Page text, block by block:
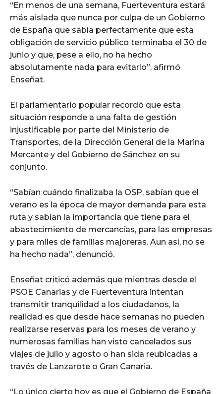
“En menos de una semana, Fuerteventura estará
más aislada que nunca por culpa de un Gobierno
de España que sabía perfectamente que esta
obligación de servicio público terminaba el 30 de
junio y que, pese a ello, no ha hecho
absolutamente nada para evitarlo”, afirmó
Enseñat.
El parlamentario popular recordó que esta
situación responde a una falta de gestión
injustificable por parte del Ministerio de
Transportes, de la Dirección General de la Marina
Mercante y del Gobierno de Sánchez en su
conjunto.
“Sabían cuándo finalizaba la OSP, sabían que el
verano es la época de mayor demanda para esta
ruta y sabían la importancia que tiene para el
abastecimiento de mercancías, para las empresas
y para miles de familias majoreras. Aun así, no se
ha hecho nada”, denunció.
Enseñat criticó además que mientras desde el
PSOE Canarias y de Fuerteventura intentan
transmitir tranquilidad a los ciudadanos, la
realidad es que desde hace semanas no pueden
realizarse reservas para los meses de verano y
numerosas familias han visto cancelados sus
viajes de julio y agosto o han sida reubicadas a
través de Lanzarote o Gran Canaria.
“Lo único cierto hoy es que el Gobierno de España